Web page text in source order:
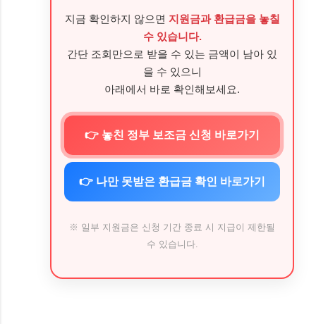
지금 확인하지 않으면 지원금과 환급금을 놓칠
수 있습니다.
간단 조회만으로 받을 수 있는 금액이 남아 있
을 수 있으니
아래에서 바로 확인해보세요.
👉 놓친 정부 보조금 신청 바로가기
👉 나만 못받은 환급금 확인 바로가기
※ 일부 지원금은 신청 기간 종료 시 지급이 제한될
수 있습니다.